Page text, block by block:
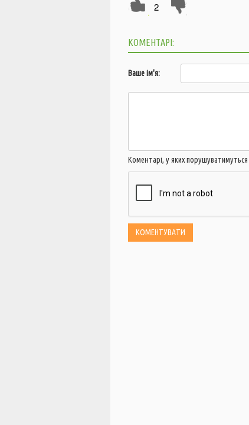
2
КОМЕНТАРІ:
Ваше ім'я:
Коментарі, у яких порушуватимуться